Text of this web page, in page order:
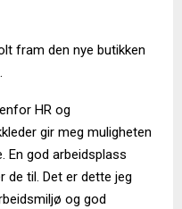
fram den nye butikken
HR og
gir meg muligheten
En god arbeidsplass
de til. Det er dette jeg
og god